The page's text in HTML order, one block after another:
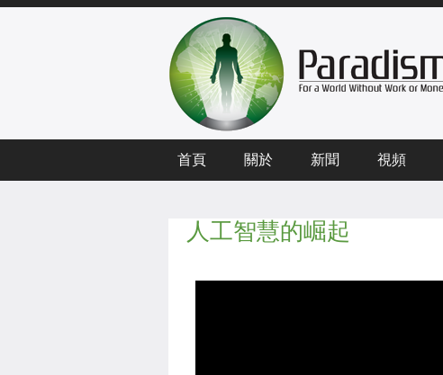
首頁 關於 新聞 視頻
人工智慧的崛起